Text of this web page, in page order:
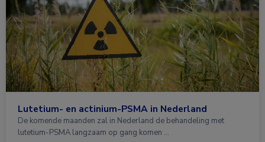
Lutetium- en actinium-PSMA in Nederland
De komende maanden zal in Nederland de behandeling met
lutetium-PSMA langzaam op gang komen …